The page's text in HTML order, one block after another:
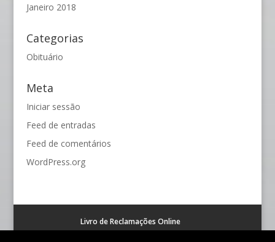
Janeiro 2018
Categorias
Obituário
Meta
Iniciar sessão
Feed de entradas
Feed de comentários
WordPress.org
Livro de Reclamações Online